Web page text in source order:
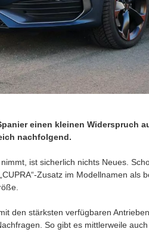
einen kleinen Widerspruch
nachfolgend.
ist sicherlich nichts Neues.
Zusatz im Modellnamen als
den stärksten verfügbaren
So gibt es mittlerweile auch